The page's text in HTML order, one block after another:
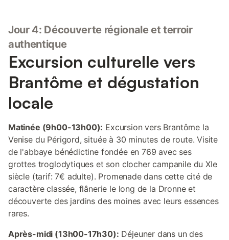
Jour 4: Découverte régionale et terroir
authentique
Excursion culturelle vers
Brantôme et dégustation
locale
Matinée (9h00-13h00): Excursion vers Brantôme la
Venise du Périgord, située à 30 minutes de route. Visite
de l'abbaye bénédictine fondée en 769 avec ses
grottes troglodytiques et son clocher campanile du XIe
siècle (tarif: 7€ adulte). Promenade dans cette cité de
caractère classée, flânerie le long de la Dronne et
découverte des jardins des moines avec leurs essences
rares.
Après-midi (13h00-17h30): Déjeuner dans un des